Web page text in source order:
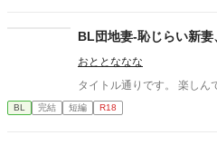
BL団地妻-恥じらい新
おととななな
タイトル通
BL 完結 短編 R18